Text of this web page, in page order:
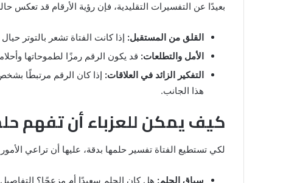
بعيدًا عن التفسيرات التقليدية، فإن رؤية الأرقام قد تعكس
القلق من المستقبل: إذا كانت الفتاة تشعر بالتوتر
الأمل والتطلعات: قد يكون الرقم رمزًا لطموحاتها
التفكير الزائد في العلاقات: إذا كان الرقم مرتبطًا
هذا الجانب.
كيف يمكن للعزباء أن تفهم
لكي تستطيع الفتاة تفسير حلمها بدقة، عليها أن تراعي الأمور
سياق الحلم: هل كان الحلم سعيدًا أم مزعجًا؟